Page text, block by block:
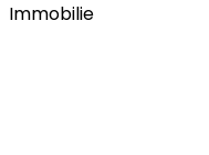
Immobilie